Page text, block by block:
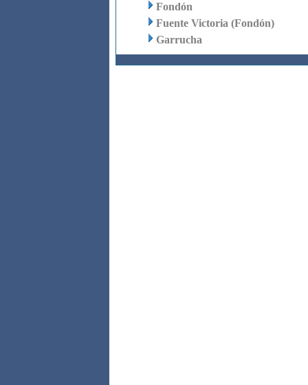
Fondón
Fuente Victoria (Fondón)
Garrucha